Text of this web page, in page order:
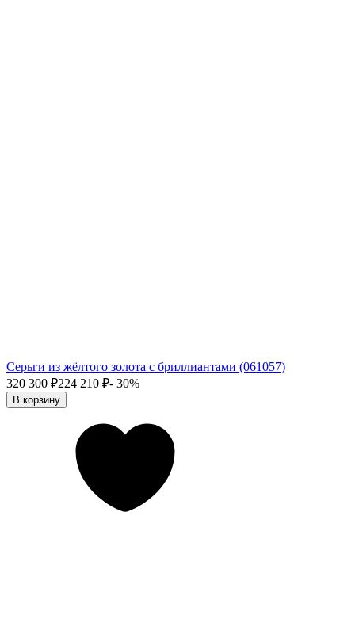
Серьги из жёлтого золота с бриллиантами (061057)
320 300 ₽224 210 ₽- 30%
В корзину